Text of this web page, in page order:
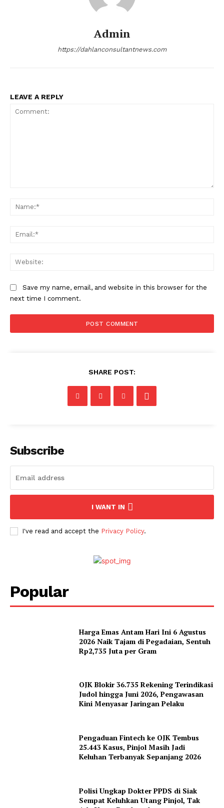
Admin
https://dahlanconsultantnews.com
LEAVE A REPLY
Save my name, email, and website in this browser for the
next time I comment.
SHARE POST:
Subscribe
I WANT IN
I've read and accept the Privacy Policy.
Popular
Harga Emas Antam Hari Ini 6 Agustus
2026 Naik Tajam di Pegadaian, Sentuh
Rp2,735 Juta per Gram
OJK Blokir 36.735 Rekening Terindikasi
Judol hingga Juni 2026, Pengawasan
Kini Menyasar Jaringan Pelaku
Pengaduan Fintech ke OJK Tembus
25.443 Kasus, Pinjol Masih Jadi
Keluhan Terbanyak Sepanjang 2026
Polisi Ungkap Dokter PPDS di Siak
Sempat Keluhkan Utang Pinjol, Tak